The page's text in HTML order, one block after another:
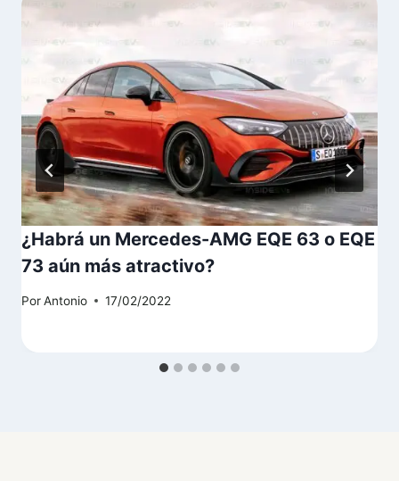
¿Habrá un Mercedes-AMG EQE 63 o EQE
73 aún más atractivo?
PorAntonio 17/02/2022